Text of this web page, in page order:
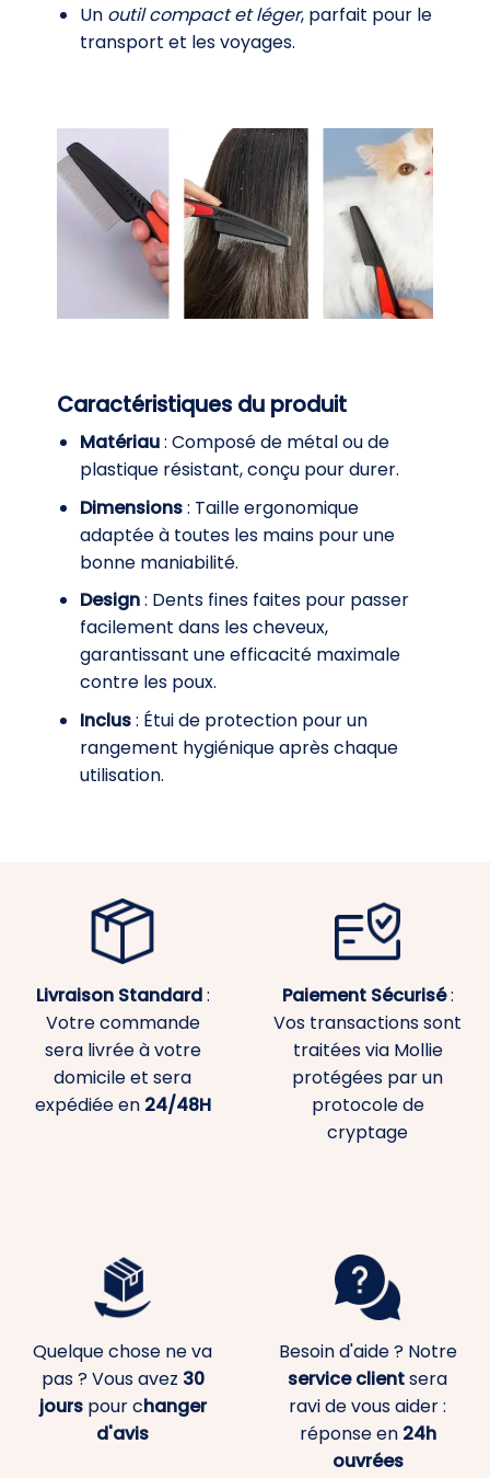
Un outil compact et léger, parfait pour le
transport et les voyages.
Caractéristiques du produit
Matériau: Composé de métal ou de
plastique résistant, conçu pour durer.
Dimensions: Taille ergonomique
adaptée à toutes les mains pour une
bonne maniabilité.
Design: Dents fines faites pour passer
facilement dans les cheveux,
garantissant une efficacité maximale
contre les poux.
Inclus: Étui de protection pour un
rangement hygiénique après chaque
utilisation.
Livraison Standard:
Votre commande
sera livrée à votre
domicile et sera
expédiée en 24/48H
Paiement Sécurisé:
Vos transactions sont
traitées via Mollie
protégées par un
protocole de
cryptage
Quelque chose ne va
pas ? Vous avez 30
jourspour changer
d'avis
Besoin d'aide ? Notre
service clientsera
ravi de vous aider :
réponse en 24h
ouvrées